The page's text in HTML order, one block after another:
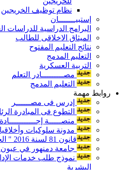
نظام توظيف الخريجين
إستبيـــــــان
البرامج الدراسية للدراسات
الميثاق الاخلاقى للطالب
نتائج التعليم المفتوح
التعليم المدمج
التربية العسكرية
مصـــــــــادر التعلم
التعليم المدمج
روابط مهمة
إدرس فى مصــــــر
التطوع فى المبادرة
منصـــــة إجـــــــــــادة
مدونة سلوكيات
قانون 81 لسنة 2016 " الخدمة المدنيــة "
جامعة دمنهور في
نموذج طلب خدمات
البشرية